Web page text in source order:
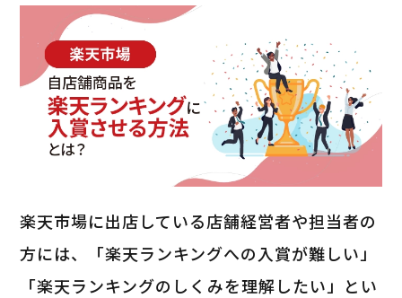
楽天市場に出店している店舗経営者や担当者の
方には、「楽天ランキングへの入賞が難しい」
「楽天ランキングのしくみを理解したい」とい